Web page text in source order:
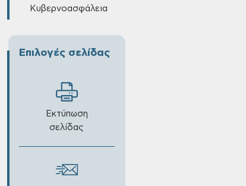
Κυβερνοασφάλεια
Επιλογές σελίδας
Εκτύπωση
σελίδας